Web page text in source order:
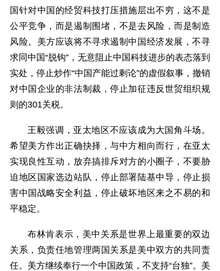
国针对中国的经贸科技打压措施层出不穷，这不是
公平竞争，而是遏制围堵，不是去风险，而是制造
风险。美方应该将不寻求遏制中国经济发展，不寻
求同中国“脱钩”，无意阻止中国科技进步的表态落到
实处，停止炒作“中国产能过剩论”的虚假叙事，撤销
对中国企业的非法制裁，停止加征违反世贸组织规
则的301关税。
王毅强调，亚太地区不应该成为大国角斗场。
希望美方作出正确抉择，与中方相向而行，在亚太
实现良性互动，放弃搞排斥对方的小圈子，不要胁
迫地区国家选边站队，停止部署陆基中导，停止损
害中国战略安全利益，停止破坏地区来之不易的和
平稳定。
布林肯表示，美中关系是世界上最重要的双边
关系，负责任地管理两国关系是美中双方的共同责
任。美方继续奉行一个中国政策，不支持“台独”。美